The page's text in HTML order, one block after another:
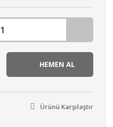
HEMEN AL
Ürünü Karşılaştır